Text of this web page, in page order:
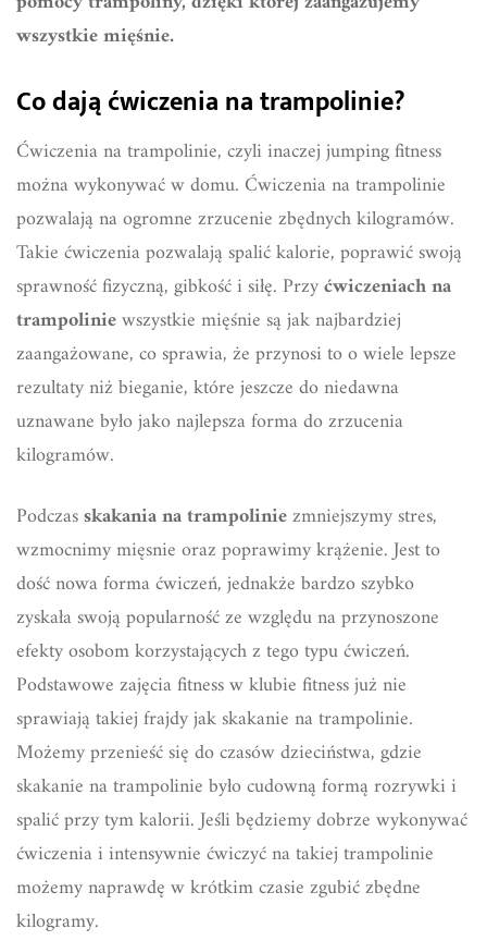
wszystkie mięśnie.
Co dają ćwiczenia na trampolinie?
Ćwiczenia na trampolinie, czyli inaczej jumping fitness
można wykonywać w domu. Ćwiczenia na trampolinie
pozwalają na ogromne zrzucenie zbędnych kilogramów.
Takie ćwiczenia pozwalają spalić kalorie, poprawić swoją
sprawność fizyczną, gibkość i siłę. Przyćwiczeniach na
trampoliniewszystkie mięśnie są jak najbardziej
zaangażowane, co sprawia, że przynosi to o wiele lepsze
rezultaty niż bieganie, które jeszcze do niedawna
uznawane było jako najlepsza forma do zrzucenia
kilogramów.
Podczasskakania na trampoliniezmniejszymy stres,
wzmocnimy mięsnie oraz poprawimy krążenie. Jest to
dość nowa forma ćwiczeń, jednakże bardzo szybko
zyskała swoją popularność ze względu na przynoszone
efekty osobom korzystających z tego typu ćwiczeń.
Podstawowe zajęcia fitness w klubie fitness już nie
sprawiają takiej frajdy jak skakanie na trampolinie.
Możemy przenieść się do czasów dzieciństwa, gdzie
skakanie na trampolinie było cudowną formą rozrywki i
spalić przy tym kalorii. Jeśli będziemy dobrze wykonywać
ćwiczenia i intensywnie ćwiczyć na takiej trampolinie
możemy naprawdę w krótkim czasie zgubić zbędne
kilogramy.